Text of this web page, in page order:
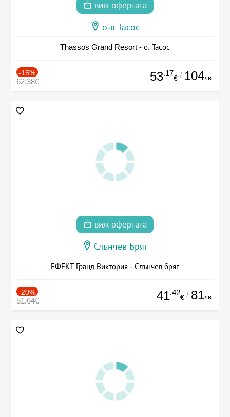
виж офертата
о-в Тасос
Thassos Grand Resort - о. Тасос
-15%
62.38€ 53.17
€ / 104лв.
виж офертата
Слънчев Бряг
ЕФЕКТ Гранд Виктория - Слънчев бряг
-20%
51.64€ 41.42
€ / 81лв.